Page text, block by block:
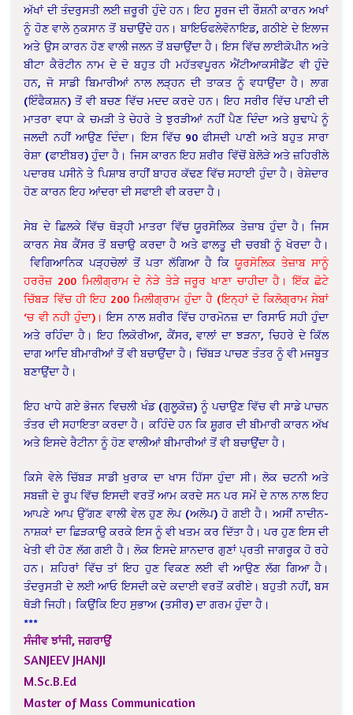
ਅੱਖਾਂ ਦੀ ਤੰਦਰੁਸਤੀ ਲਈ ਜ਼ਰੂਰੀ ਹੁੰਦੇ ਹਨ। ਇਹ ਸੂਰਜ ਦੀ ਰੌਸ਼ਨੀ ਕਾਰਨ ਅਖਾਂ
ਨੂੰ ਹੋਣ ਵਾਲੇ ਨੁਕਸਾਨ ਤੋਂ ਬਚਾਉਂਦੇ ਹਨ। ਬਾਇਓਫਲੇਵੋਨਾਇਡ, ਗਠੀਏ ਦੇ ਇਲਾਜ
ਅਤੇ ਉਸ ਕਾਰਨ ਹੋਣ ਵਾਲੀ ਜਲਨ ਤੋਂ ਬਚਾਉਂਦਾ ਹੈ। ਇਸ ਵਿੱਚ ਲਾਈਕੋਪੀਨ ਅਤੇ
ਬੀਟਾ ਕੈਰੋਟੀਨ ਨਾਮ ਦੇ ਦੋ ਬਹੁਤ ਹੀ ਮਹੱਤਵਪੂਰਨ ਐਂਟੀਆਕਸੀਡੈਂਟ ਵੀ ਹੁੰਦੇ
ਹਨ, ਜੋ ਸਾਡੀ ਬਿਮਾਰੀਆਂ ਨਾਲ ਲੜ੍ਹਨ ਦੀ ਤਾਕਤ ਨੂੰ ਵਧਾਉਂਦਾ ਹੈ। ਲਾਗ
(ਇੰਫੈਕਸ਼ਨ) ਤੋਂ ਵੀ ਬਚਣ ਵਿੱਚ ਮਦਦ ਕਰਦੇ ਹਨ। ਇਹ ਸਰੀਰ ਵਿੱਚ ਪਾਣੀ ਦੀ
ਮਾਤਰਾ ਵਧਾ ਕੇ ਚਮੜੀ ਤੇ ਚੇਹਰੇ ਤੇ ਝੁਰੜੀਆਂ ਨਹੀਂ ਪੈਣ ਦਿੰਦਾ ਅਤੇ ਬੁਢਾਪੇ ਨੂੰ
ਜਲਦੀ ਨਹੀਂ ਆਉਣ ਦਿੰਦਾ। ਇਸ ਵਿੱਚ 90 ਫੀਸਦੀ ਪਾਣੀ ਅਤੇ ਬਹੁਤ ਸਾਰਾ
ਰੇਸ਼ਾ (ਫਾਈਬਰ) ਹੁੰਦਾ ਹੈ। ਜਿਸ ਕਾਰਨ ਇਹ ਸ਼ਰੀਰ ਵਿੱਚੋਂ ਬੇਲੋੜੇ ਅਤੇ ਜ਼ਹਿਰੀਲੇ
ਪਦਾਰਥ ਪਸੀਨੇ ਤੇ ਪਿਸ਼ਾਬ ਰਾਹੀਂ ਬਾਹਰ ਕੱਢਣ ਵਿੱਚ ਸਹਾਈ ਹੁੰਦਾ ਹੈ। ਰੇਸ਼ੇਦਾਰ
ਹੋਣ ਕਾਰਨ ਇਹ ਆਂਦਰਾ ਦੀ ਸਫਾਈ ਵੀ ਕਰਦਾ ਹੈ।
ਸੇਬ ਦੇ ਛਿਲਕੇ ਵਿੱਚ ਥੋੜ੍ਹੀ ਮਾਤਰਾ ਵਿੱਚ ਯੂਰਸੋਲਿਕ ਤੇਜ਼ਾਬ ਹੁੰਦਾ ਹੈ। ਜਿਸ
ਕਾਰਨ ਸੇਬ ਕੈਂਸਰ ਤੋਂ ਬਚਾਉ ਕਰਦਾ ਹੈ ਅਤੇ ਫਾਲਤੂ ਦੀ ਚਰਬੀ ਨੂੰ ਖੋਰਦਾ ਹੈ।
ਵਿਗਿਆਨਿਕ ਪੜ੍ਹਚੋਲਾਂ ਤੋਂ ਪਤਾ ਲੱਗਿਆ ਹੈ ਕਿਯੂਰਸੋਲਿਕ ਤੇਜ਼ਾਬ ਸਾਨੂੰ
ਹਰਰੋਜ਼ 200 ਮਿਲੀਗ੍ਰਾਮ ਦੇ ਨੇੜੇ ਤੇੜੇ ਜਰੂਰ ਖਾਣਾ ਚਾਹੀਦਾ ਹੈ। ਇੱਕ ਛੋਟੇ
ਚਿੱਬੜ ਵਿੱਚ ਹੀ ਇਹ 200 ਮਿਲੀਗ੍ਰਾਮ ਹੁੰਦਾ ਹੈ (ਇਨ੍ਹਾਂ ਦੋ ਕਿਲੋਗ੍ਰਾਮ ਸੇਬਾਂ
‘ਚ ਵੀ ਨਹੀ ਹੁੰਦਾ)। ਇਸ ਨਾਲ ਸ਼ਰੀਰ ਵਿੱਚ ਹਾਰਮੋਨਜ਼ ਦਾ ਰਿਸਾਓ ਸਹੀ ਹੁੰਦਾ
ਅਤੇ ਰਹਿੰਦਾ ਹੈ। ਇਹ ਲਿਕੋਰੀਆ, ਕੈਂਸਰ, ਵਾਲਾਂ ਦਾ ਝੜਨਾ, ਚਿਹਰੇ ਦੇ ਕਿੱਲ
ਦਾਗ ਆਦਿ ਬੀਮਾਰੀਆਂ ਤੋਂ ਵੀ ਬਚਾਉਂਦਾ ਹੈ। ਚਿੱਬੜ ਪਾਚਣ ਤੰਤਰ ਨੂੰ ਵੀ ਮਜਬੂਤ
ਬਣਾਉਂਦਾ ਹੈ।
ਇਹ ਖਾਧੇ ਗਏ ਭੋਜਨ ਵਿਚਲੀ ਖੰਡ (ਗੁਲੂਕੋਜ਼) ਨੂੰ ਪਚਾਉਣ ਵਿੱਚ ਵੀ ਸਾਡੇ ਪਾਚਨ
ਤੰਤਰ ਦੀ ਸਹਾਇਤਾ ਕਰਦਾ ਹੈ। ਕਹਿੰਦੇ ਹਨ ਕਿ ਸ਼ੂਗਰ ਦੀ ਬੀਮਾਰੀ ਕਾਰਨ ਅੱਖ
ਅਤੇ ਇਸਦੇ ਰੈਟੀਨਾ ਨੂੰ ਹੋਣ ਵਾਲੀਆਂ ਬੀਮਾਰੀਆਂ ਤੋਂ ਵੀ ਬਚਾਉਂਦਾ ਹੈ।
ਕਿਸੇ ਵੇਲੇ ਚਿੱਬੜ ਸਾਡੀ ਖੁਰਾਕ ਦਾ ਖਾਸ ਹਿੱਸਾ ਹੁੰਦਾ ਸੀ। ਲੋਕ ਚਟਨੀ ਅਤੇ
ਸਬਜ਼ੀ ਦੇ ਰੂਪ ਵਿੱਚ ਇਸਦੀ ਵਰਤੋਂ ਆਮ ਕਰਦੇ ਸਨ ਪਰ ਸਮੇਂ ਦੇ ਨਾਲ ਨਾਲ ਇਹ
ਆਪਣੇ ਆਪ ਉੱਗਣ ਵਾਲੀ ਵੇਲ ਹੁਣ ਲੋਪ (ਅਲੋਪ) ਹੋ ਗਈ ਹੈ। ਅਸੀਂ ਨਾਦੀਨ-
ਨਾਸ਼ਕਾਂ ਦਾ ਛਿੜਕਾਉ ਕਰਕੇ ਇਸ ਨੂੰ ਵੀ ਖਤਮ ਕਰ ਦਿੱਤਾ ਹੈ। ਪਰ ਹੁਣ ਇਸ ਦੀ
ਖੇਤੀ ਵੀ ਹੋਣ ਲੱਗ ਗਈ ਹੈ। ਲੋਕ ਇਸਦੇ ਸ਼ਾਨਦਾਰ ਗੁਣਾਂ ਪ੍ਰਤੀ ਜਾਗਰੂਕ ਹੋ ਰਹੇ
ਹਨ। ਸ਼ਹਿਰਾਂ ਵਿੱਚ ਤਾਂ ਇਹ ਹੁਣ ਵਿਕਣ ਲਈ ਵੀ ਆਉਣ ਲੱਗ ਗਿਆ ਹੈ।
ਤੰਦਰੁਸਤੀ ਦੇ ਲਈ ਆਓ ਇਸਦੀ ਕਦੇ ਕਦਾਈ ਵਰਤੋਂ ਕਰੀਏ। ਬਹੁਤੀ ਨਹੀਂ, ਬਸ
ਥੋੜੀ ਜਿਹੀ। ਕਿਉਂਕਿ ਇਹ ਸੁਭਾਅ (ਤਸੀਰ) ਦਾ ਗਰਮ ਹੁੰਦਾ ਹੈ।
***
ਸੰਜੀਵ ਝਾਂਜੀ, ਜਗਰਾਉਂ
SANJEEV JHANJI
M.Sc.B.Ed
Master of Mass Communication